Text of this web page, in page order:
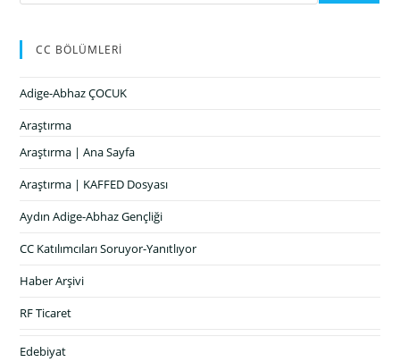
CC BÖLÜMLERİ
Adige-Abhaz ÇOCUK
Araştırma
Araştırma | Ana Sayfa
Araştırma | KAFFED Dosyası
Aydın Adige-Abhaz Gençliği
CC Katılımcıları Soruyor-Yanıtlıyor
Haber Arşivi
RF Ticaret
Edebiyat